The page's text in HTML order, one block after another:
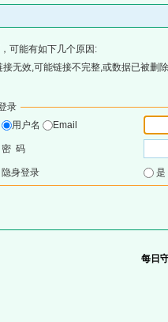
可能有如下几个原因:
无效,可能链接不完整,或数据已被删
录
用户名
Email
密 码
隐身登录
每日